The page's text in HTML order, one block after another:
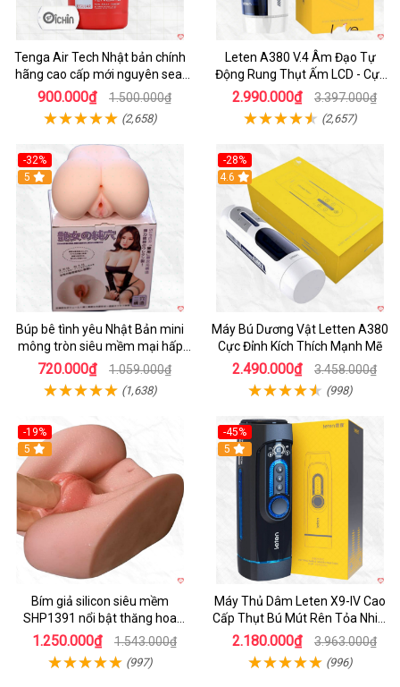
Tenga Air Tech Nhật bản chính
hãng cao cấp mới nguyên seal
giá tốt
900.000₫ 1.500.000₫
(2,658)
Leten A380 V.4 Âm Đạo Tự
Động Rung Thụt Ấm LCD - Cực
Phê
2.990.000₫ 3.397.000₫
(2,657)
-32%
Hot
5
Búp bê tình yêu Nhật Bản mini
mông tròn siêu mềm mại hấp
dẫn
720.000₫ 1.059.000₫
(1,638)
-28%
Hot
4.6
Máy Bú Dương Vật Letten A380
Cực Đỉnh Kích Thích Mạnh Mẽ
2.490.000₫ 3.458.000₫
(998)
-19%
Hot
5
Bím giả silicon siêu mềm
SHP1391 nổi bật thăng hoa
hoàn hảo
1.250.000₫ 1.543.000₫
(997)
-45%
Hot
5
Máy Thủ Dâm Leten X9-IV Cao
Cấp Thụt Bú Mút Rên Tỏa Nhiệt
Sạc Pin
2.180.000₫ 3.963.000₫
(996)